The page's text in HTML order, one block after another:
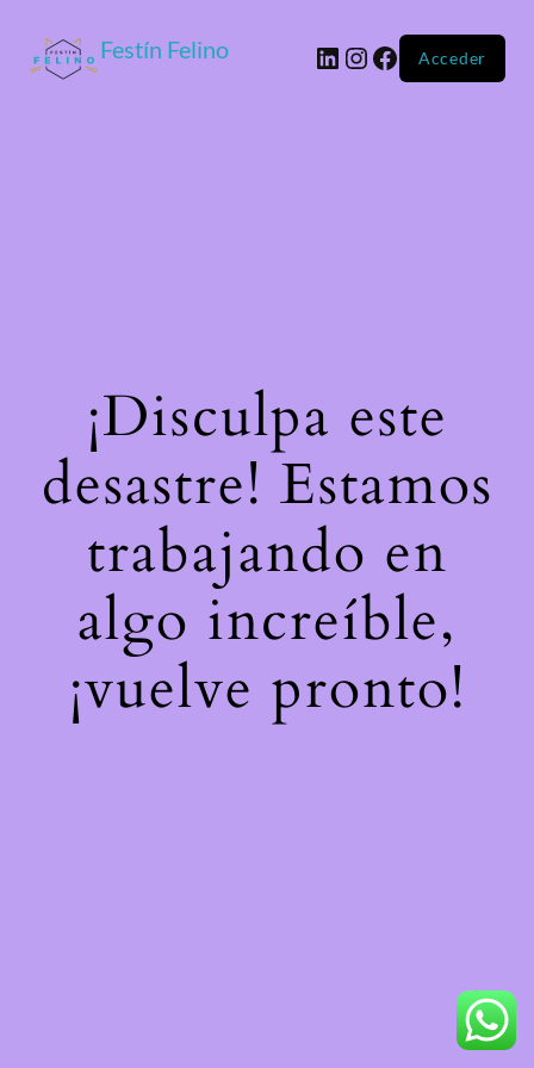
Festín Felino Acceder
¡Disculpa este
desastre! Estamos
trabajando en
algo increíble,
¡vuelve pronto!